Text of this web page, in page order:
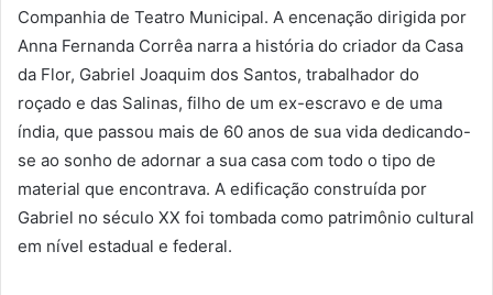
Companhia de Teatro Municipal. A encenação dirigida por
Anna Fernanda Corrêa narra a história do criador da Casa
da Flor, Gabriel Joaquim dos Santos, trabalhador do
roçado e das Salinas, filho de um ex-escravo e de uma
índia, que passou mais de 60 anos de sua vida dedicando-
se ao sonho de adornar a sua casa com todo o tipo de
material que encontrava. A edificação construída por
Gabriel no século XX foi tombada como patrimônio cultural
em nível estadual e federal.